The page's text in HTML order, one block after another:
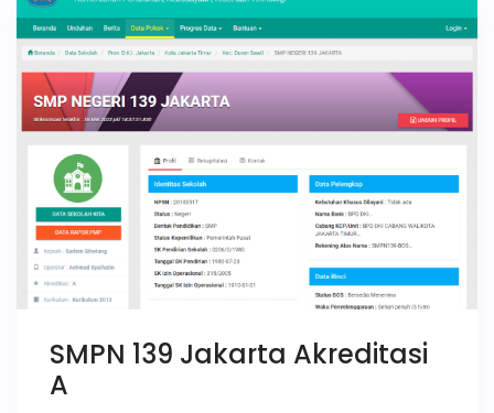
SMPN 139 Jakarta Akreditasi
A